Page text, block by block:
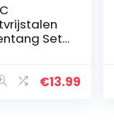
Set
€13.99